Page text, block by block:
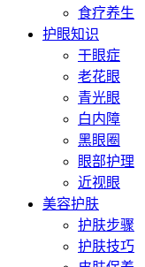
食疗养生
护眼知识
干眼症
老花眼
青光眼
白内障
黑眼圈
眼部护理
近视眼
美容护肤
护肤步骤
护肤技巧